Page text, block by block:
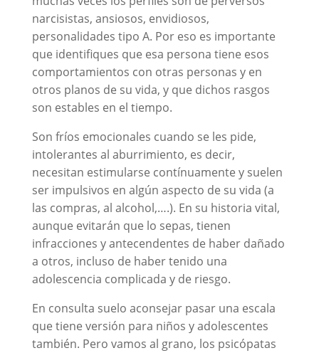
narcisistas, ansiosos, envidiosos,
personalidades tipo A. Por eso es importante
que identifiques que esa persona tiene esos
comportamientos con otras personas y en
otros planos de su vida, y que dichos rasgos
son estables en el tiempo.
Son fríos emocionales cuando se les pide,
intolerantes al aburrimiento, es decir,
necesitan estimularse contínuamente y suelen
ser impulsivos en algún aspecto de su vida (a
las compras, al alcohol,….). En su historia vital,
aunque evitarán que lo sepas, tienen
infracciones y antecendentes de haber dañado
a otros, incluso de haber tenido una
adolescencia complicada y de riesgo.
En consulta suelo aconsejar pasar una escala
que tiene versión para niños y adolescentes
también. Pero vamos al grano, los psicópatas